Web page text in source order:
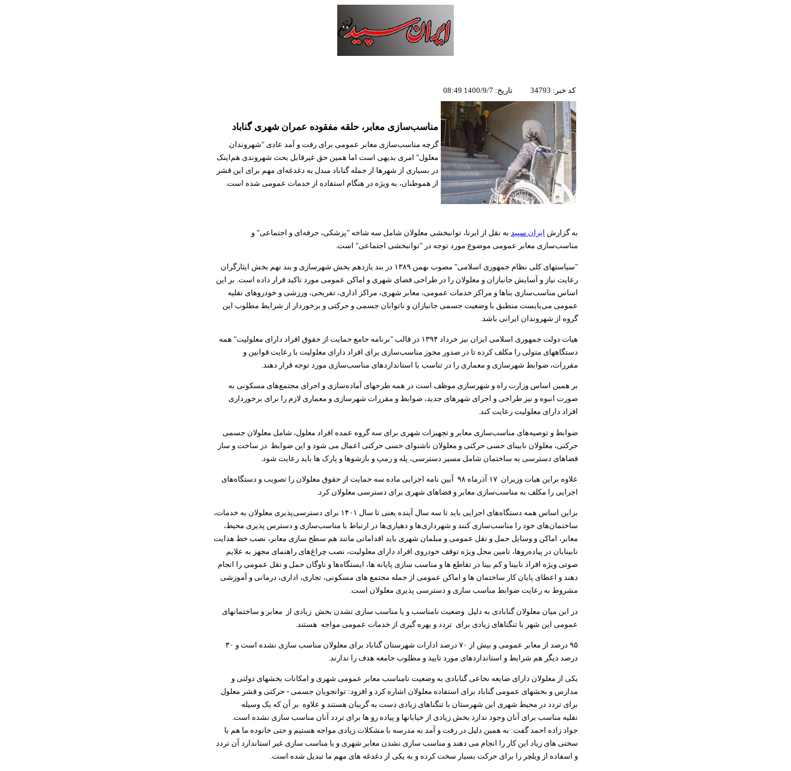
کد خبر: 34793 تاریخ: 1400/9/7 08:49
مناسب‌سازی معابر، حلقه مفقوده عمران شهری گناباد
گرچه مناسب‌سازی معابر عمومی برای رفت و آمد عادی "شهروندان
معلول" امری بدیهی است اما همین حق غیرقابل بحث شهروندی هم‌اینک
در بسیاری از شهرها از جمله گناباد مبدل به دغدغه‌ای مهم برای این قشر
از هموطنان، به ویژه در هنگام استفاده از خدمات عمومی شده است.
به گزارش ایران سپید به نقل از ایرنا، توانبخشی معلولان شامل سه شاخه "پزشکی، حرفه‌ای و اجتماعی" و
مناسب‌سازی معابر عمومی موضوع مورد توجه در "توانبخشی اجتماعی" است.
"سیاستهای کلی نظام جمهوری اسلامی" مصوب بهمن ۱۳۸۹ در بند یازدهم بخش شهرسازی و بند نهم بخش ایثارگران
رعایت نیاز و آسایش جانبازان و معلولان را در طراحی فضای شهری و اماکن عمومی مورد تاکید قرار داده است. بر این
اساس مناسب‌سازی بناها و مراکز خدمات عمومی، معابر شهری، مراکز اداری، تفریحی، ورزشی و خودروهای نقلیه
عمومی می‌بایست منطبق با وضعیت جسمی جانبازان و ناتوانان جسمی و حرکتی و برخوردار از شرایط مطلوب این
گروه از شهروندان ایرانی باشد.
هیات دولت جمهوری اسلامی ایران نیز خرداد ۱۳۹۴ در قالب "برنامه جامع حمایت از حقوق افراد دارای معلولیت" همه
دستگا­‌ههای متولی را مکلف کرده‌ تا در صدور مجوز مناسب‌سازی برای افراد دارای معلولیت با رعایت قوانین و
مقررات، ضوابط شهرسازی و معماری را در تناسب با استانداردهای مناسب­‌سازی مورد توجه قرار دهند.
بر همین اساس وزارت راه و شهرسازی موظف است در همه طرحهای آماده­‌سازی و اجرای مجتمع­‌های مسکونی به
صورت انبوه و نیز طراحی و اجرای شهرهای جدید، ضوابط و مقررات شهرسازی و معماری لازم را برای برخورداری
افراد دارای معلولیت رعایت کند.
ضوابط و توصیه‌های مناسب‌سازی معابر و تجهیزات شهری برای سه گروه عمده افراد معلول، شامل معلولان جسمی
حرکتی، معلولان نابینای حسی حرکتی و معلولان ناشنوای حسی حرکتی اعمال می شود و این ضوابط در ساخت و ساز
فضاهای دسترسی به ساختمان شامل مسیر دسترسی، پله و رمپ و بازشوها و پارک ها باید رعایت شود.
علاوه براین هیات وزیران ۱۷ آذرماه ۹۸ آیین نامه اجرایی ماده سه حمایت از حقوق معلولان را تصویب و دستگاه‌های
اجرایی را مکلف به مناسب‌سازی معابر و فضاهای شهری برای دسترسی معلولان کرد.
براین اساس همه دستگاه‌های اجرایی باید تا سه سال آینده یعنی تا سال ۱۴۰۱ برای دسترسی‌پذیری معلولان به خدمات،
ساختمان‌های خود را مناسب‌سازی کنند و شهرداری‌ها و دهیاری‌ها در ارتباط با مناسب‌سازی و دسترس پذیری محیط،
معابر، اماکن و وسایل حمل و نقل عمومی و مبلمان شهری باید اقداماتی مانند هم سطح سازی معابر، نصب خط هدایت
نابینایان در پیاده‌روها، تامین محل ویژه توقف خودروی افراد دارای معلولیت، نصب چراغ‌های راهنمای مجهز به علایم
صوتی ویژه افراد نابینا و کم بینا در تقاطع ها و مناسب سازی پایانه ها، ایستگاه‌ها و ناوگان حمل و نقل عمومی را انجام
دهند و اعطای پایان کار ساختمان ها و اماکن عمومی از جمله مجتمع های مسکونی، تجاری، اداری، درمانی و آموزشی
مشروط به رعایت ضوابط مناسب سازی و دسترسی پذیری معلولان است.
در این میان معلولان گنابادی به دلیل وضعیت نامناسب و یا مناسب سازی نشدن بخش زیادی از معابر و ساختمانهای
عمومی این شهر با تنگناهای زیادی برای تردد و بهره گیری از خدمات عمومی مواجه هستند.
۹۵ درصد از معابر عمومی و بیش از ۷۰ درصد ادارات شهرستان گناباد برای معلولان مناسب سازی نشده‌ است و ۳۰
درصد دیگر هم شرایط و استانداردهای مورد تایید و مطلوب جامعه هدف را ندارند.
یکی از معلولان دارای ضایعه نخاعی گنابادی به وضعیت نامناسب معابر عمومی شهری و امکانات بخشهای دولتی و
مدارس و بخشهای عمومی گناباد برای استفاده معلولان اشاره کرد و افزود: توانجویان جسمی - حرکتی و قشر معلول
برای تردد در محیط شهری این شهرستان با تنگناهای زیادی دست به گریبان هستند و علاوه بر آن که یک وسیله
نقلیه مناسب برای آنان وجود ندارد بخش زیادی از خیابانها و پیاده رو ها برای تردد آنان مناسب سازی نشده است.
جواد زاده احمد گفت: به همین دلیل در رفت و آمد به مدرسه با مشکلات زیادی مواجه هستیم و حتی خانوده ما هم با
سختی های زیاد این کار را انجام می دهند و مناسب سازی نشدن معابر شهری و یا مناسب سازی غیر استاندارد آن تردد
و اسفاده از ویلچر را برای حرکت بسیار سخت کرده و به یکی از دغدغه های مهم ما تبدیل شده است.